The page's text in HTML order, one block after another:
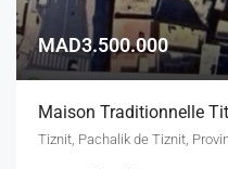
MAD3.500.000
Tiznit, Pachalik de Tiznit,